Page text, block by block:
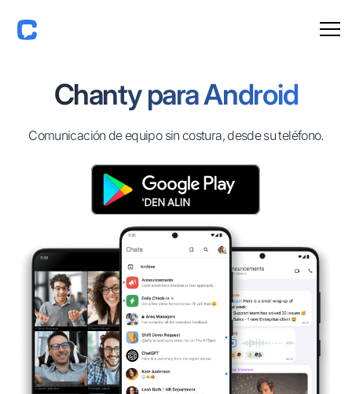
Chanty para Android
Comunicación de equipo sin costura, desde su teléfono.